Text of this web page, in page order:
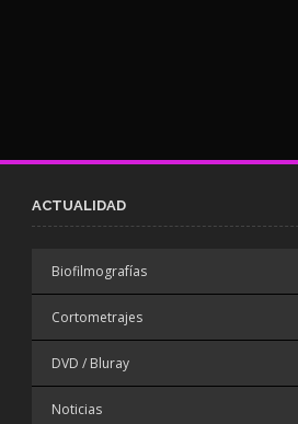
ACTUALIDAD
Biofilmografías
Cortometrajes
DVD / Bluray
Noticias